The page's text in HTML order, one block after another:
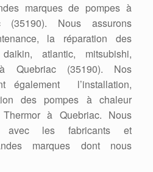
marques de pompes à
(35190). Nous assurons
la réparation des
atlantic, mitsubishi,
Quebriac (35190). Nos
également l’installation,
des pompes à chaleur
à Quebriac. Nous
avec les fabricants et
marques dont nous